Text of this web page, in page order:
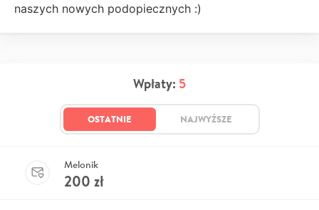
naszych nowych podopiecznych :)
Wpłaty: 5
OSTATNIE NAJWYŻSZE
Melonik
200 zł